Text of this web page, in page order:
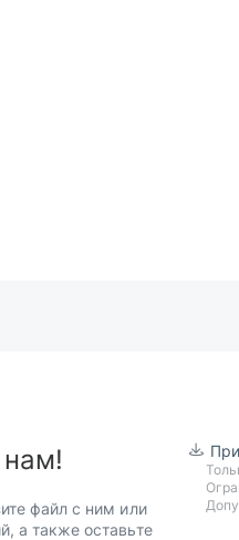
нам!
файл с ним или
а также оставьте